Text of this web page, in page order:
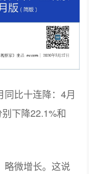
同比十连降：4月
下降22.1%和
略微增长。这说